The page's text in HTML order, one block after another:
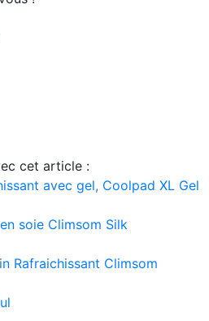
cet article :
avec gel, Coolpad XL Gel
soie Climsom Silk
Rafraichissant Climsom